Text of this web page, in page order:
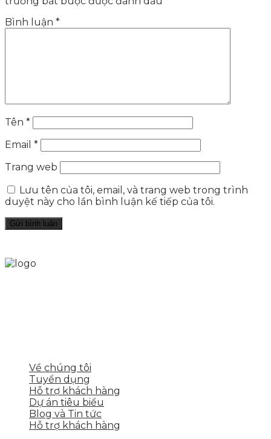
Bình luận *
Tên *
Email *
Trang web
Lưu tên của tôi, email, và trang web trong trình
duyệt này cho lần bình luận kế tiếp của tôi.
Về chúng tôi
Tuyển dụng
Hỗ trợ khách hàng
Dự án tiêu biểu
Blog và Tin tức
Hỗ trợ khách hàng